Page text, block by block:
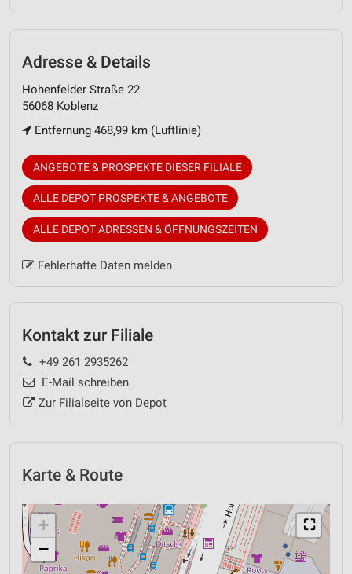
Adresse & Details
Hohenfelder Straße 22
56068 Koblenz
Entfernung 468,99 km (Luftlinie)
ANGEBOTE & PROSPEKTE DIESER FILIALE
ALLE DEPOT PROSPEKTE & ANGEBOTE
ALLE DEPOT ADRESSEN & ÖFFNUNGSZEITEN
Fehlerhafte Daten melden
Kontakt zur Filiale
+49 261 2935262
E-Mail schreiben
Zur Filialseite von Depot
Karte & Route
⛶
+
−